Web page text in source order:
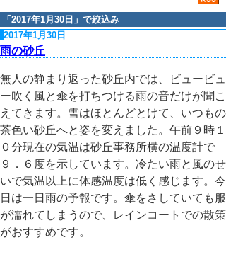
「 2017年1月30日 」で絞込み
2017年1月30日
雨の砂丘
無人の静まり返った砂丘内では、ビュービュ
ー吹く風と傘を打ちつける雨の音だけが聞こ
えてきます。雪はほとんどとけて、いつもの
茶色い砂丘へと姿を変えました。午前９時１
０分現在の気温は砂丘事務所横の温度計で
９．６度を示しています。冷たい雨と風のせ
いで気温以上に体感温度は低く感じます。今
日は一日雨の予報です。傘をさしていても服
が濡れてしまうので、レインコートでの散策
がおすすめです。